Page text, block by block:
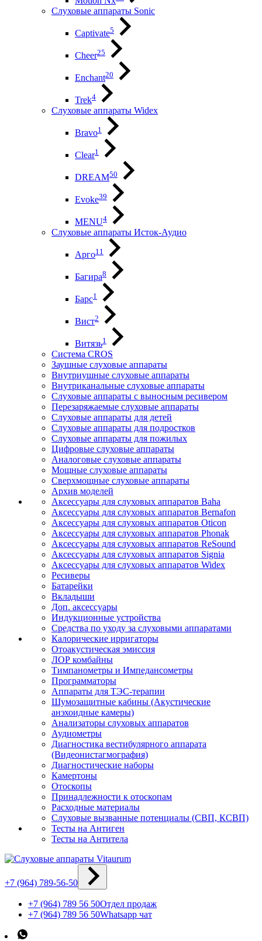
Слуховые аппараты Sonic
Captivate5
Cheer25
Enchant20
Trek4
Слуховые аппараты Widex
Bravo1
Clear1
DREAM50
Evoke39
MENU4
Слуховые аппараты Исток-Аудио
Арго11
Багира8
Барс1
Вист2
Витязь1
Система CROS
Заушные слуховые аппараты
Внутриушные слуховые аппараты
Внутриканальные слуховые аппараты
Слуховые аппараты с выносным ресивером
Перезаряжаемые слуховые аппараты
Слуховые аппараты для детей
Слуховые аппараты для подростков
Слуховые аппараты для пожилых
Цифровые слуховые аппараты
Аналоговые слуховые аппараты
Мощные слуховые аппараты
Сверхмощные слуховые аппараты
Архив моделей
Аксессуары для слуховых аппаратов Baha
Аксессуары для слуховых аппаратов Bernafon
Аксессуары для слуховых аппаратов Oticon
Аксессуары для слуховых аппаратов Phonak
Аксессуары для слуховых аппаратов ReSound
Аксессуары для слуховых аппаратов Signia
Аксессуары для слуховых аппаратов Widex
Ресиверы
Батарейки
Вкладыши
Доп. аксессуары
Индукционные устройства
Средства по уходу за слуховыми аппаратами
Калорические ирригаторы
Отоакустическая эмиссия
ЛОР комбайны
Тимпанометры и Импедансометры
Программаторы
Аппараты для ТЭС-терапии
Шумозащитные кабины (Акустические
анэхоидные камеры)
Анализаторы слуховых аппаратов
Аудиометры
Диагностика вестибулярного аппарата
(Видеонистагмография)
Диагностические наборы
Камертоны
Отоскопы
Принадлежности к отоскопам
Расходные материалы
Слуховые вызванные потенциалы (СВП, КСВП)
Тесты на Антиген
Тесты на Антитела
+7 (964) 789-56-50
+7 (964) 789 56 50Отдел продаж
+7 (964) 789 56 50Whatsapp чат